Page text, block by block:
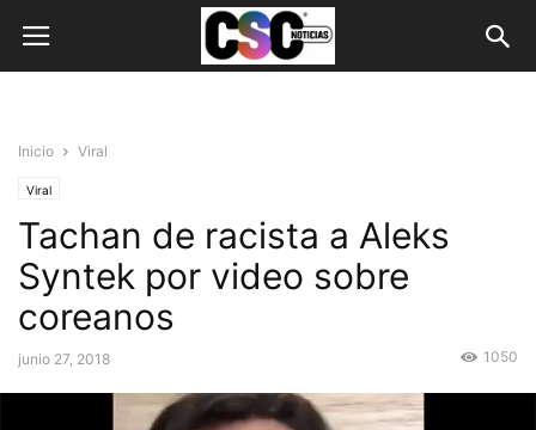
Inicio Viral
Viral
Tachan de racista a Aleks
Syntek por video sobre
coreanos
junio 27, 2018 1050